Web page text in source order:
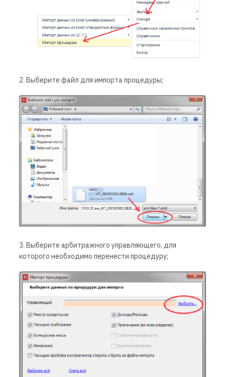
2. Выберите файл для импорта процедуры;
3. Выберите арбитражного управляющего, для
которого необходимо перенести процедуру;